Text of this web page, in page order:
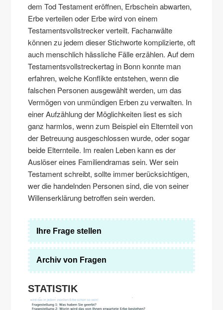
dem Tod Testament eröffnen, Erbschein abwarten,
Erbe verteilen oder Erbe wird von einem
Testamentsvollstrecker verteilt. Fachanwälte
können zu jedem dieser Stichworte komplizierte, oft
auch menschlich hässliche Fälle erzählen. Auf dem
Testamentsvollstreckertag in Bonn konnte man
erfahren, welche Konflikte entstehen, wenn die
falschen Personen ausgewählt werden, um das
Vermögen von unmündigen Erben zu verwalten. In
einer Aufzählung der Möglichkeiten liest es sich
ganz harmlos, wenn zum Beispiel ein Elternteil von
der Betreuung ausgeschlossen wurde, oder sogar
beide Elternteile. Im realen Leben kann es der
Auslöser eines Familiendramas sein. Wer sein
Testament schreibt, sollte immer berücksichtigen,
wer die handelnden Personen sind, die von seiner
Willenserklärung betroffen sein werden.
Ihre Frage stellen
Archiv von Fragen
STATISTIK